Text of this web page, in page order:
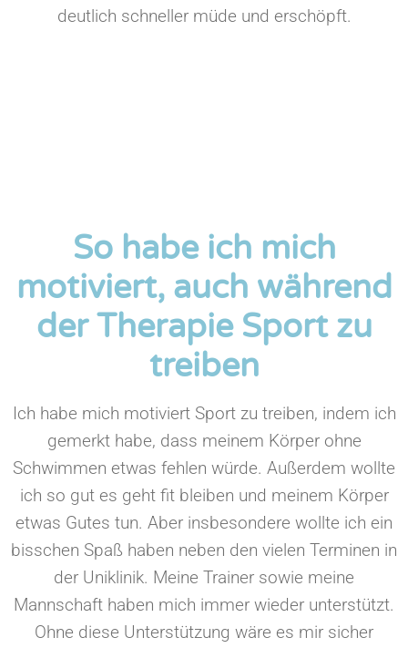
deutlich schneller müde und erschöpft.
So habe ich mich
motiviert, auch während
der Therapie Sport zu
treiben
Ich habe mich motiviert Sport zu treiben, indem ich
gemerkt habe, dass meinem Körper ohne
Schwimmen etwas fehlen würde. Außerdem wollte
ich so gut es geht fit bleiben und meinem Körper
etwas Gutes tun. Aber insbesondere wollte ich ein
bisschen Spaß haben neben den vielen Terminen in
der Uniklinik. Meine Trainer sowie meine
Mannschaft haben mich immer wieder unterstützt.
Ohne diese Unterstützung wäre es mir sicher